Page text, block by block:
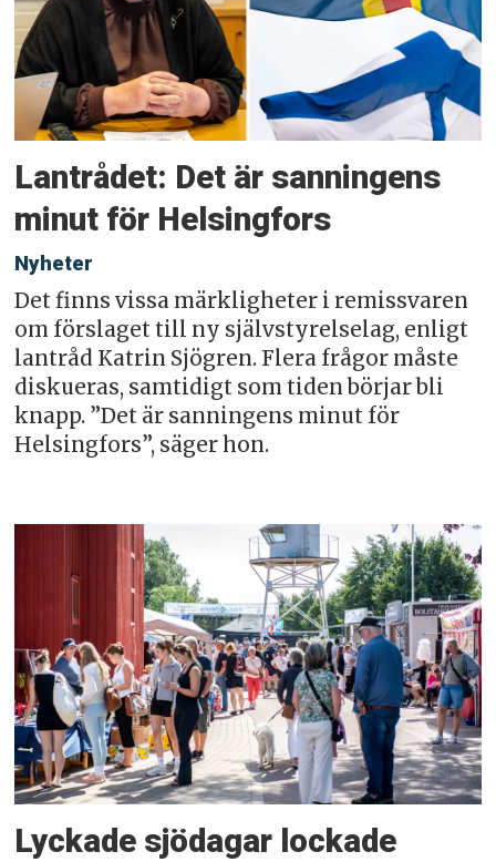
Lantrådet: Det är sanningens
minut för Helsingfors
Nyheter
Det finns vissa märkligheter i remissvaren
om förslaget till ny självstyrelselag, enligt
lantråd Katrin Sjögren. Flera frågor måste
diskueras, samtidigt som tiden börjar bli
knapp. ”Det är sanningens minut för
Helsingfors”, säger hon.
Lyckade sjödagar lockade